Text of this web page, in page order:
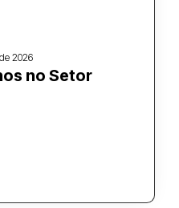
2026
no Setor